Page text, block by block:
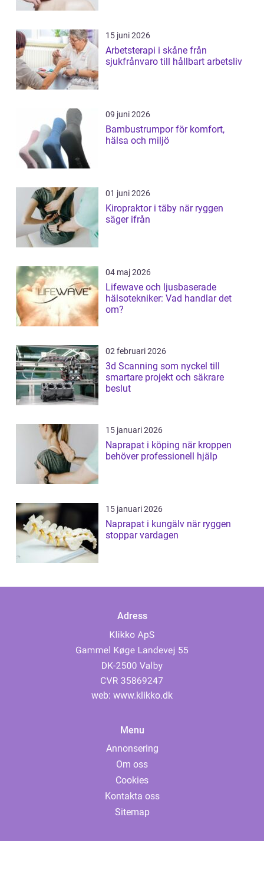
15 juni 2026
Arbetsterapi i skåne från
sjukfrånvaro till hållbart arbetsliv
09 juni 2026
Bambustrumpor för komfort,
hälsa och miljö
01 juni 2026
Kiropraktor i täby när ryggen
säger ifrån
04 maj 2026
Lifewave och ljusbaserade
hälsotekniker: Vad handlar det
om?
02 februari 2026
3d Scanning som nyckel till
smartare projekt och säkrare
beslut
15 januari 2026
Naprapat i köping när kroppen
behöver professionell hjälp
15 januari 2026
Naprapat i kungälv när ryggen
stoppar vardagen
Adress
web: www.klikko.dk
Menu
Annonsering
Om oss
Cookies
Kontakta oss
Sitemap